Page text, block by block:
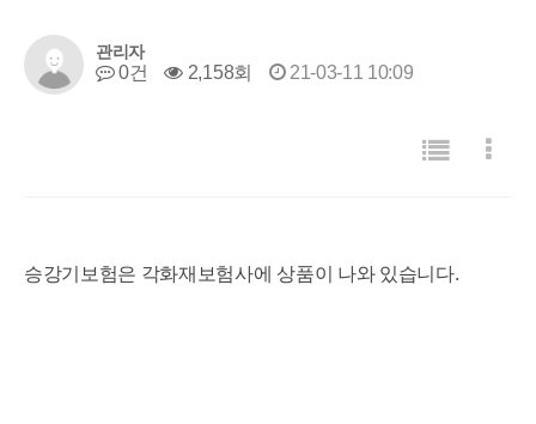
관리자
0건 2,158회 21-03-11 10:09
승강기보험은 각화재보험사에 상품이 나와 있습니다.